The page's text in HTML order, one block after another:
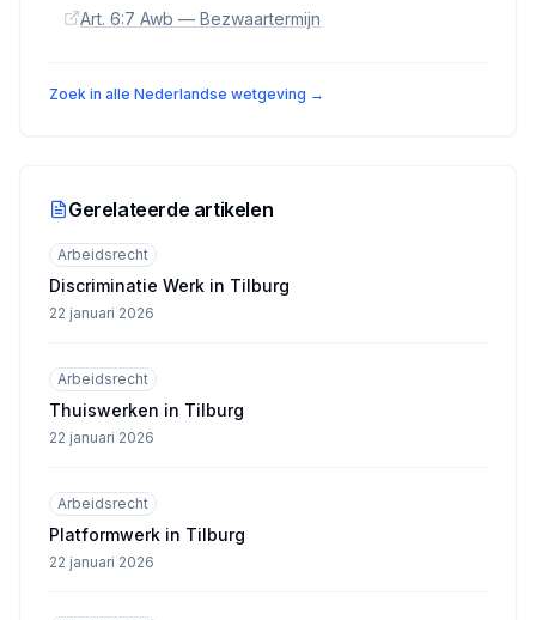
Art. 6:7 Awb — Bezwaartermijn
Zoek in alle Nederlandse wetgeving →
Gerelateerde artikelen
Arbeidsrecht
Discriminatie Werk in Tilburg
22 januari 2026
Arbeidsrecht
Thuiswerken in Tilburg
22 januari 2026
Arbeidsrecht
Platformwerk in Tilburg
22 januari 2026